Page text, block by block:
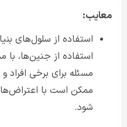
معایب:
استفاده از سلول‌های
استفاده از جنین‌ها،
مسئله برای برخی
ممکن است با
شود.